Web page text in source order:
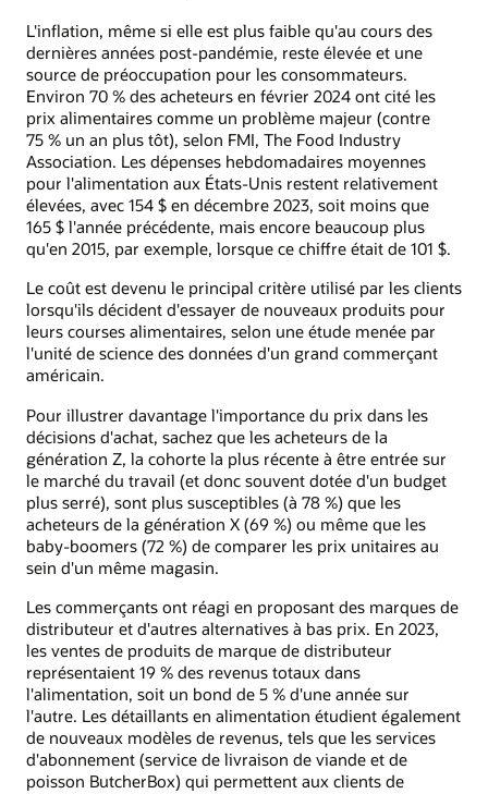
L'inflation, même si elle est plus faible qu'au cours des
dernières années post-pandémie, reste élevée et une
source de préoccupation pour les consommateurs.
Environ 70 % des acheteurs en février 2024 ont cité les
prix alimentaires comme un problème majeur (contre
75 % un an plus tôt), selon FMI, The Food Industry
Association. Les dépenses hebdomadaires moyennes
pour l'alimentation aux États-Unis restent relativement
élevées, avec 154 $ en décembre 2023, soit moins que
165 $ l'année précédente, mais encore beaucoup plus
qu'en 2015, par exemple, lorsque ce chiffre était de 101 $.
Le coût est devenu le principal critère utilisé par les clients
lorsqu'ils décident d'essayer de nouveaux produits pour
leurs courses alimentaires, selon une étude menée par
l'unité de science des données d'un grand commerçant
américain.
Pour illustrer davantage l'importance du prix dans les
décisions d'achat, sachez que les acheteurs de la
génération Z, la cohorte la plus récente à être entrée sur
le marché du travail (et donc souvent dotée d'un budget
plus serré), sont plus susceptibles (à 78 %) que les
acheteurs de la génération X (69 %) ou même que les
baby-boomers (72 %) de comparer les prix unitaires au
sein d'un même magasin.
Les commerçants ont réagi en proposant des marques de
distributeur et d'autres alternatives à bas prix. En 2023,
les ventes de produits de marque de distributeur
représentaient 19 % des revenus totaux dans
l'alimentation, soit un bond de 5 % d'une année sur
l'autre. Les détaillants en alimentation étudient également
de nouveaux modèles de revenus, tels que les services
d'abonnement (service de livraison de viande et de
poisson ButcherBox) qui permettent aux clients de